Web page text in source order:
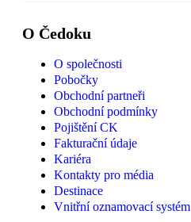
O Čedoku
O společnosti
Pobočky
Obchodní partneři
Obchodní podmínky
Pojištění CK
Fakturační údaje
Kariéra
Kontakty pro média
Destinace
Vnitřní oznamovací systém